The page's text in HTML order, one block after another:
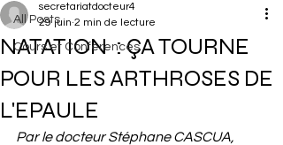
All Posts
Cours et Conférences
NATATION : ÇA TOURNE
POUR LES ARTHROSES DE
L'EPAULE
secretariatdocteur4
29 juin 2 min de lecture
Par le docteur Stéphane CASCUA,